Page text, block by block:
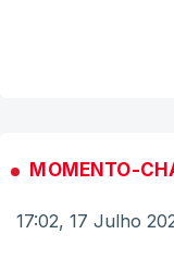
que é
MOMENTO-
17:02, 17 Julho